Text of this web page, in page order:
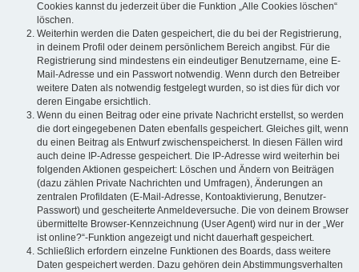
Cookies kannst du jederzeit über die Funktion „Alle Cookies löschen“
löschen.
Weiterhin werden die Daten gespeichert, die du bei der Registrierung,
in deinem Profil oder deinem persönlichem Bereich angibst. Für die
Registrierung sind mindestens ein eindeutiger Benutzername, eine E-
Mail-Adresse und ein Passwort notwendig. Wenn durch den Betreiber
weitere Daten als notwendig festgelegt wurden, so ist dies für dich vor
deren Eingabe ersichtlich.
Wenn du einen Beitrag oder eine private Nachricht erstellst, so werden
die dort eingegebenen Daten ebenfalls gespeichert. Gleiches gilt, wenn
du einen Beitrag als Entwurf zwischenspeicherst. In diesen Fällen wird
auch deine IP-Adresse gespeichert. Die IP-Adresse wird weiterhin bei
folgenden Aktionen gespeichert: Löschen und Ändern von Beiträgen
(dazu zählen Private Nachrichten und Umfragen), Änderungen an
zentralen Profildaten (E-Mail-Adresse, Kontoaktivierung, Benutzer-
Passwort) und gescheiterte Anmeldeversuche. Die von deinem Browser
übermittelte Browser-Kennzeichnung (User Agent) wird nur in der „Wer
ist online?“-Funktion angezeigt und nicht dauerhaft gespeichert.
Schließlich erfordern einzelne Funktionen des Boards, dass weitere
Daten gespeichert werden. Dazu gehören dein Abstimmungsverhalten